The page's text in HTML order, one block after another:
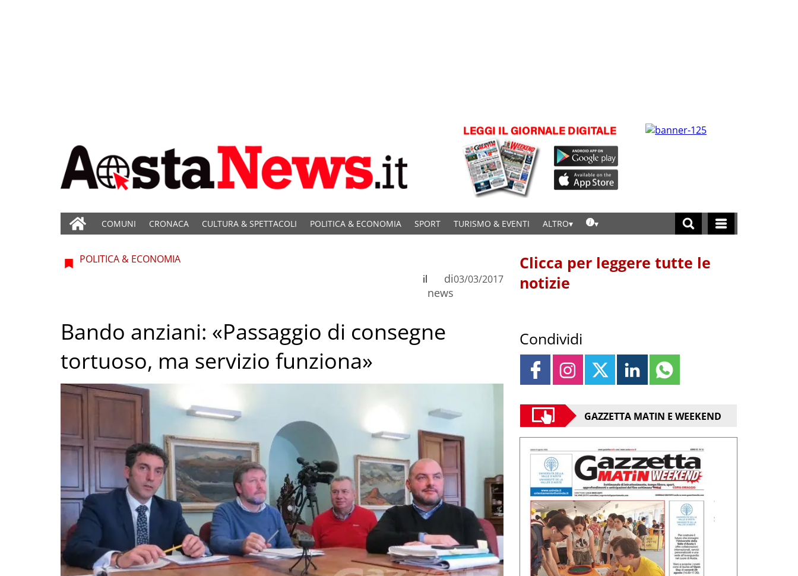
COMUNI CRONACA CULTURA & SPETTACOLI POLITICA & ECONOMIA SPORT TURISMO & EVENTI ALTRO
POLITICA & ECONOMIA
di
news
il 03/03/2017
Bando anziani: «Passaggio di consegne
tortuoso, ma servizio funziona»
Clicca per leggere tutte le
notizie
Condividi
GAZZETTA MATIN E WEEKEND